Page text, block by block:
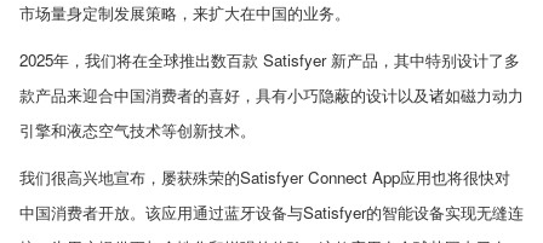
市场量身定制发展策略，来扩大在中国的业务。
2025年，我们将在全球推出数百款 Satisfyer 新产品，其中特别设计了多
款产品来迎合中国消费者的喜好，具有小巧隐蔽的设计以及诸如磁力动力
引擎和液态空气技术等创新技术。
我们很高兴地宣布，屡获殊荣的Satisfyer Connect App应用也将很快对
中国消费者开放。该应用通过蓝牙设备与Satisfyer的智能设备实现无缝连
可以介绍下你们的产品么